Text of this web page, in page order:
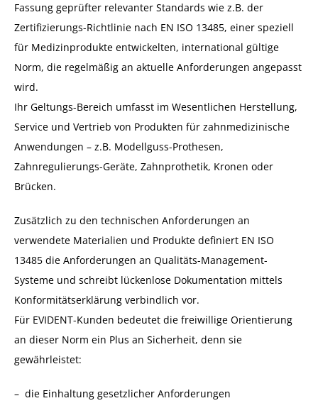
Fassung geprüfter relevanter Standards wie z.B. der
Zertifizierungs-Richtlinie nach EN ISO 13485, einer speziell
für Medizinprodukte entwickelten, international gültige
Norm, die regelmäßig an aktuelle Anforderungen angepasst
wird.
Ihr Geltungs-Bereich umfasst im Wesentlichen Herstellung,
Service und Vertrieb von Produkten für zahnmedizinische
Anwendungen – z.B. Modellguss-Prothesen,
Zahnregulierungs-Geräte, Zahnprothetik, Kronen oder
Brücken.
Zusätzlich zu den technischen Anforderungen an
verwendete Materialien und Produkte definiert EN ISO
13485 die Anforderungen an Qualitäts-Management-
Systeme und schreibt lückenlose Dokumentation mittels
Konformitätserklärung verbindlich vor.
Für EVIDENT-Kunden bedeutet die freiwillige Orientierung
an dieser Norm ein Plus an Sicherheit, denn sie
gewährleistet:
die Einhaltung gesetzlicher Anforderungen